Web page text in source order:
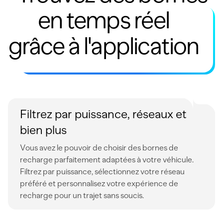
en temps réel
grâce à l'application
Filtrez par puissance, réseaux et
bien plus
Vous avez le pouvoir de choisir des bornes de
recharge parfaitement adaptées à votre véhicule.
Filtrez par puissance, sélectionnez votre réseau
préféré et personnalisez votre expérience de
recharge pour un trajet sans soucis.